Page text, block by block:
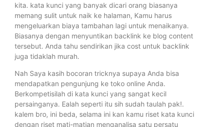
kita. kata kunci yang banyak dicari orang biasanya
memang sulit untuk naik ke halaman, Kamu harus
mengeluarkan biaya tambahan lagi untuk menaikanya.
Biasanya dengan menyuntikan backlink ke blog content
tersebut. Anda tahu sendirikan jika cost untuk backlink
juga tidaklah murah.
Nah Saya kasih bocoran tricknya supaya Anda bisa
mendapatkan pengunjung ke toko online Anda.
Berkompetisilah di kata kunci yang sangat kecil
persainganya. Ealah seperti itu sih sudah taulah pak!.
kalem bro, ini beda, selama ini kan kamu riset kata kunci
dengan riset mati-matian menganalisa satu persatu